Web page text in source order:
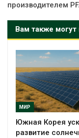
производителем
Вам также могут
МИР
Южная Корея
развитие